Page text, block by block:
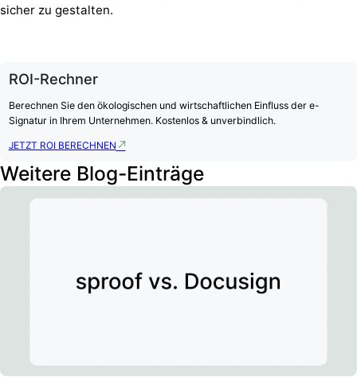
sicher zu gestalten.
ROI-Rechner
Berechnen Sie den ökologischen und wirtschaftlichen Einfluss der e-
Signatur in Ihrem Unternehmen. Kostenlos & unverbindlich.
JETZT ROI BERECHNEN
Weitere Blog-Einträge